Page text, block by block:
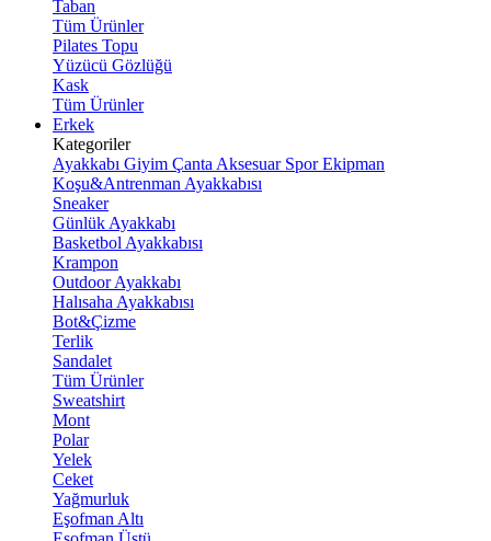
Taban
Tüm Ürünler
Pilates Topu
Yüzücü Gözlüğü
Kask
Tüm Ürünler
Erkek
Kategoriler
Ayakkabı Giyim Çanta Aksesuar Spor Ekipman
Koşu&Antrenman Ayakkabısı
Sneaker
Günlük Ayakkabı
Basketbol Ayakkabısı
Krampon
Outdoor Ayakkabı
Halısaha Ayakkabısı
Bot&Çizme
Terlik
Sandalet
Tüm Ürünler
Sweatshirt
Mont
Polar
Yelek
Ceket
Yağmurluk
Eşofman Altı